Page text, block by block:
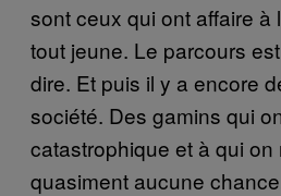
sont ceux qui ont affaire à
tout jeune. Le parcours
dire. Et puis il y a encore
société. Des gamins qui
catastrophique et à qui on
quasiment aucune